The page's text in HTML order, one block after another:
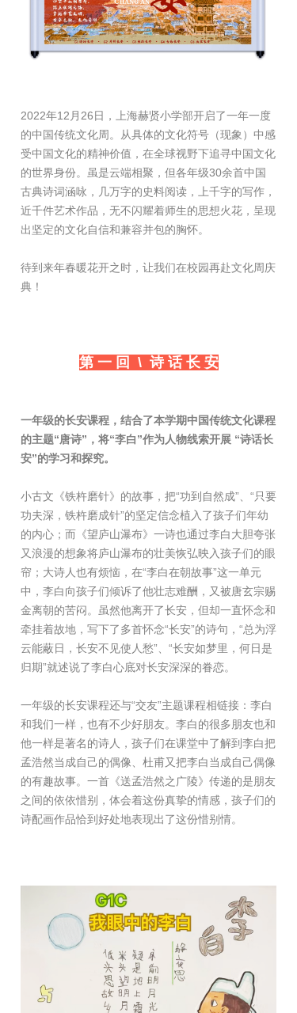
2022年12月26日，上海赫贤小学部开启了一年一度
的中国传统文化周。从具体的文化符号（现象）中感
受中国文化的精神价值，在全球视野下追寻中国文化
的世界身份。虽是云端相聚，但各年级30余首中国
古典诗词涵咏，几万字的史料阅读，上千字的写作，
近千件艺术作品，无不闪耀着师生的思想火花，呈现
出坚定的文化自信和兼容并包的胸怀。
待到来年春暖花开之时，让我们在校园再赴文化周庆
典！
第 一 回 \ 诗 话 长 安
一年级的长安课程，结合了本学期中国传统文化课程
的主题“唐诗”，将“李白”作为人物线索开展 “诗话长
安”的学习和探究。
小古文《铁杵磨针》的故事，把“功到自然成”、“只要
功夫深，铁杵磨成针”的坚定信念植入了孩子们年幼
的内心；而《望庐山瀑布》一诗也通过李白大胆夸张
又浪漫的想象将庐山瀑布的壮美恢弘映入孩子们的眼
帘；大诗人也有烦恼，在“李白在朝故事”这一单元
中，李白向孩子们倾诉了他壮志难酬，又被唐玄宗赐
金离朝的苦闷。虽然他离开了长安，但却一直怀念和
牵挂着故地，写下了多首怀念“长安”的诗句，“总为浮
云能蔽日，长安不见使人愁”、“长安如梦里，何日是
归期”就述说了李白心底对长安深深的眷恋。
一年级的长安课程还与“交友”主题课程相链接：李白
和我们一样，也有不少好朋友。李白的很多朋友也和
他一样是著名的诗人，孩子们在课堂中了解到李白把
孟浩然当成自己的偶像、杜甫又把李白当成自己偶像
的有趣故事。一首《送孟浩然之广陵》传递的是朋友
之间的依依惜别，体会着这份真挚的情感，孩子们的
诗配画作品恰到好处地表现出了这份惜别情。